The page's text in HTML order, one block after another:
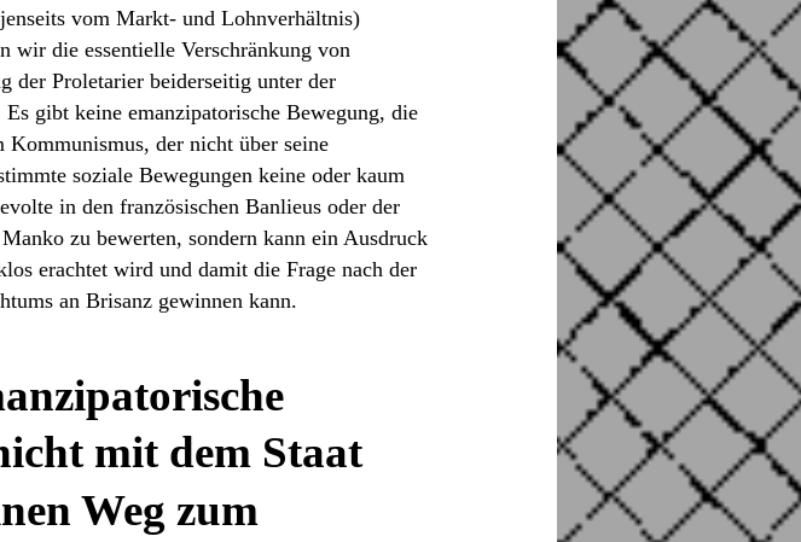
vom Markt- und Lohnverhältnis)
wir die essentielle Verschränkung von
der Proletarier beiderseitig unter der
gibt keine emanzipatorische Bewegung, die
der nicht über seine
soziale Bewegungen keine oder kaum
in den französischen Banlieus oder der
zu bewerten, sondern kann ein Ausdruck
erachtet wird und damit die Frage nach der
an Brisanz gewinnen kann.
mit dem Staat
Weg zum